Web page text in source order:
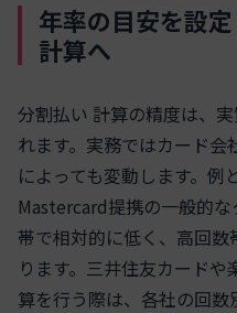
年率の目安を設
計算へ
分割払い 計算の精度は、
れます。実務ではカード
によっても変動します。例
Mastercard提携の一般的
帯で相対的に低く、高回
ります。三井住友カード
算を行う際は、各社の回